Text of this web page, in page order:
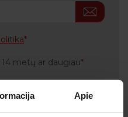
Apie
metų ar daugiau